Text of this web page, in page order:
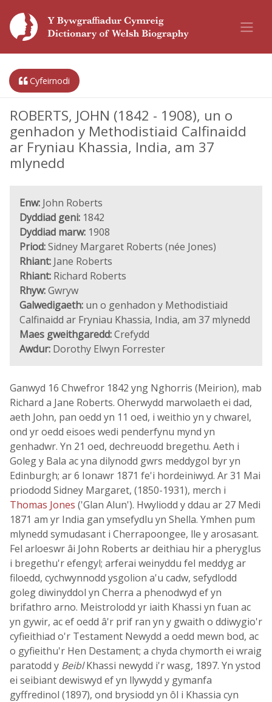
Cyfeirnodi
ROBERTS, JOHN (1842 - 1908), un o
genhadon y Methodistiaid Calfinaidd
ar Fryniau Khassia, India, am 37
mlynedd
Enw: John Roberts
Dyddiad geni: 1842
Dyddiad marw: 1908
Priod:Sidney Margaret Roberts (née Jones)
Rhiant: Jane Roberts
Rhiant: Richard Roberts
Rhyw:Gwryw
Galwedigaeth: un o genhadon y Methodistiaid
Calfinaidd ar Fryniau Khassia, India, am 37 mlynedd
Maes gweithgaredd:Crefydd
Awdur: Dorothy Elwyn Forrester
Ganwyd 16 Chwefror 1842 yng Nghorris (Meirion), mab
Richard a Jane Roberts. Oherwydd marwolaeth ei dad,
aeth John, pan oedd yn 11 oed, i weithio yn y chwarel,
ond yr oedd eisoes wedi penderfynu mynd yn
genhadwr. Yn 21 oed, dechreuodd bregethu. Aeth i
Goleg y Bala ac yna dilynodd gwrs meddygol byr yn
Edinburgh; ar 6 Ionawr 1871 fe'i hordeiniwyd. Ar 31 Mai
priododd Sidney Margaret, (1850-1931), merch i
Thomas Jones ('Glan Alun'). Hwyliodd y ddau ar 27 Medi
1871 am yr India gan ymsefydlu yn Shella. Ymhen pum
mlynedd symudasant i Cherrapoongee, lle y arosasant.
Fel arloeswr âi John Roberts ar deithiau hir a pheryglus
i bregethu'r efengyl; arferai weinyddu fel meddyg ar
filoedd, cychwynnodd ysgolion a'u cadw, sefydlodd
goleg diwinyddol yn Cherra a phenodwyd ef yn
brifathro arno. Meistrolodd yr iaith Khassi yn fuan ac
yn gywir, ac ef oedd â'r prif ran yn y gwaith o ddiwygio'r
cyfieithiad o'r Testament Newydd a oedd mewn bod, ac
o gyfieithu'r Hen Destament; a chyda chymorth ei wraig
paratodd y BeiblKhassi newydd i'r wasg, 1897. Yn ystod
ei seibiant dewiswyd ef yn llywydd y gymanfa
gyffredinol (1897), ond brysiodd yn ôl i Khassia cyn